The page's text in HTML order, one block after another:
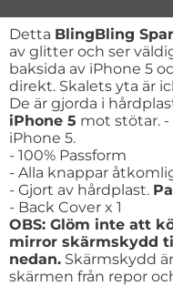
Detta BlingBling
av glitter och ser
baksida av iPhone 5
direkt. Skalets yta är
De är gjorda i
iPhone 5 mot stötar. -
iPhone 5.
- 100% Passform
- Alla knappar
- Gjort av hårdplast.
- Back Cover x 1
OBS: Glöm inte att
mirror skärmskydd
nedan. Skärmskydd
skärmen från repor